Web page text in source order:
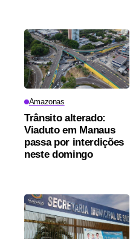
Amazonas
Trânsito alterado:
Viaduto em Manaus
passa por interdições
neste domingo